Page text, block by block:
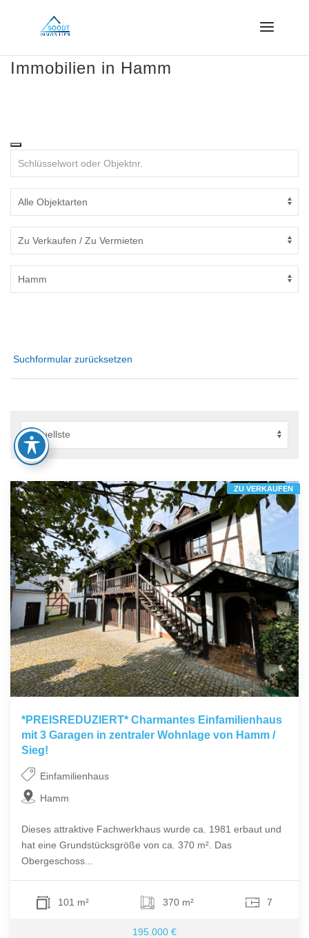
Immobilien in Hamm
Suchformular zurücksetzen
*PREISREDUZIERT* Charmantes Einfamilienhaus
mit 3 Garagen in zentraler Wohnlage von Hamm /
Sieg!
Einfamilienhaus
Hamm
Dieses attraktive Fachwerkhaus wurde ca. 1981 erbaut und
hat eine Grundstücksgröße von ca. 370 m². Das
Obergeschoss...
101 m² 370 m² 7
195.000 €
ZU VERKAUFEN